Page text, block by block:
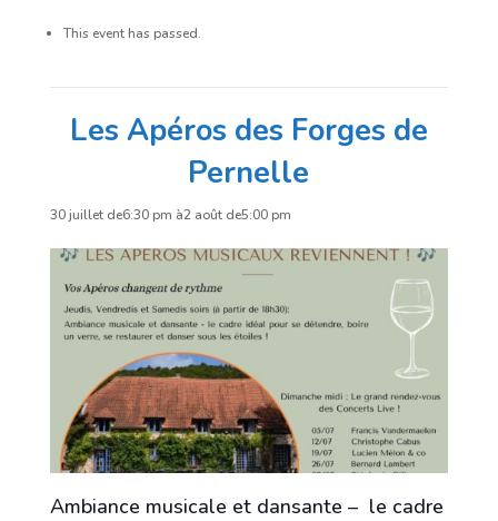
This event has passed.
Les Apéros des Forges de
Pernelle
30 juillet de6:30 pm à2 août de5:00 pm
Ambiance musicale et dansante – le cadre